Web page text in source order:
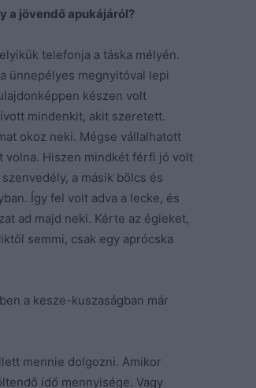
a jövendő apukájáról?
telefonja a táska mélyén.
ünnepélyes megnyitóval lepi
készen volt
mindenkit, akit szeretett.
okoz neki. Mégse vállalhatott
volna. Hiszen mindkét férfi jó volt
a másik bölcs és
Így fel volt adva a lecke, és
ad majd neki. Kérte az égieket,
semmi, csak egy aprócska
a kesze-kuszaságban már
mennie dolgozni. Amikor
idő mennyisége. Vagy